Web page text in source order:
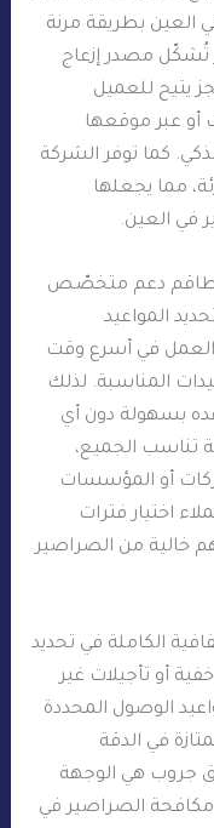
بطريقة مرنة
تُشكّل مصدر إزعاج
يتيح للعميل
أو عبر موقعها
كما توفر الشركة
مما يجعلها
في العين.
طاقم دعم متخصّص
المواعيد
العمل في أسرع وقت
المناسبة. لذلك
بسهولة دون أي
تناسب الجميع،
أو المؤسسات
اختيار فترات
خالية من الصراصير
الكاملة في تحديد
أو تأجيلات غير
الوصول المحددة
في الدقة
جروب هي الوجهة
مكافحة الصراصير في